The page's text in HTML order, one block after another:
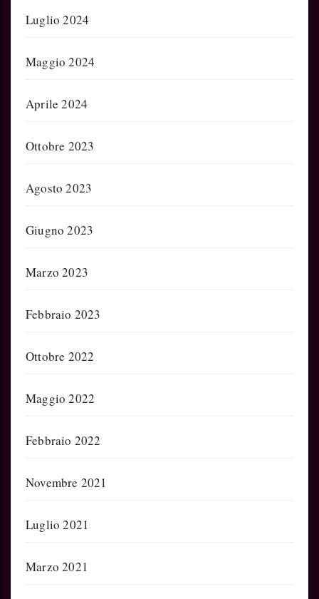
Luglio 2024
Maggio 2024
Aprile 2024
Ottobre 2023
Agosto 2023
Giugno 2023
Marzo 2023
Febbraio 2023
Ottobre 2022
Maggio 2022
Febbraio 2022
Novembre 2021
Luglio 2021
Marzo 2021